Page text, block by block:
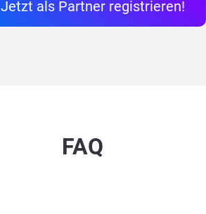
Jetzt als Partner registrieren!
FAQ